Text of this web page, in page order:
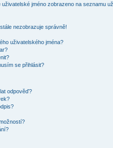
jméno zobrazeno na seznamu
nezobrazuje správně!
uživatelského jména?
se přihlásit?
odpověď?